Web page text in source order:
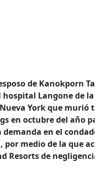
de Kanokporn
Langone de la
York que murió
en octubre del año
en el
por medio de la que
Resorts de